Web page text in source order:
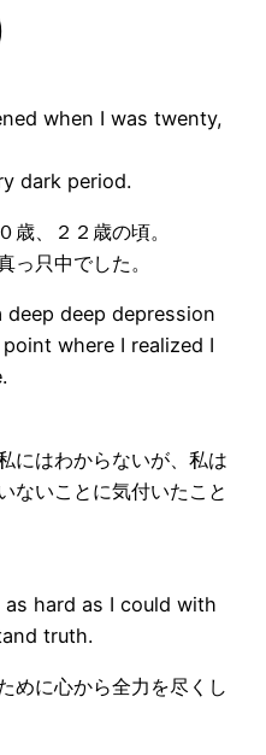
when I was twenty,
dark period.
歳、２２歳の頃。
っ只中でした。
deep deep depression
where I realized I
にはわからないが、私は
ないことに気付いたこと
as hard as I could with
truth.
めに心から全力を尽くし